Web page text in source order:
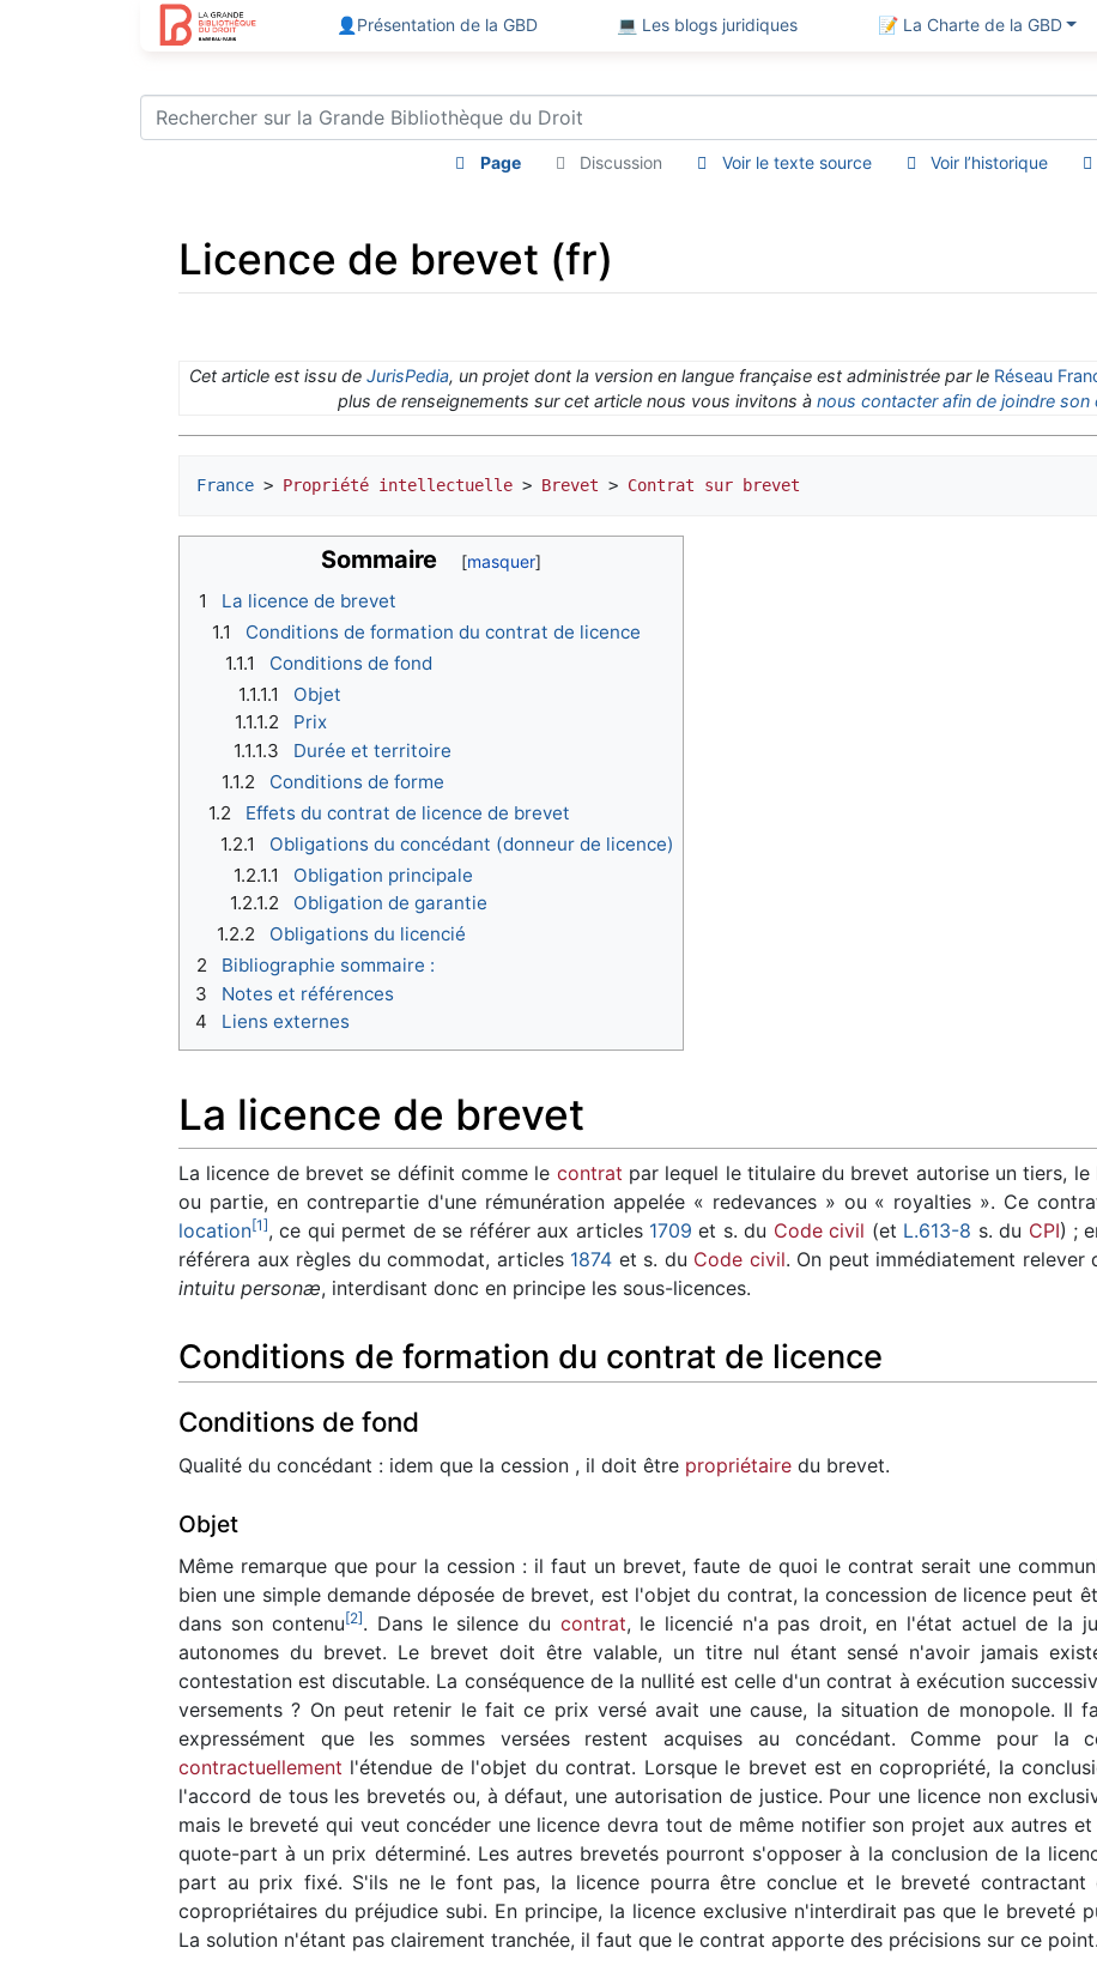
👤Présentation de la GBD 💻 Les blogs juridiques 📝 La Charte de la GBD
Page Discussion Voir le texte source Voir l’historique
Licence de brevet (fr)
Cet article est issu de JurisPedia, un projet dont la version en langue française est administrée par le Réseau
plus de renseignements sur cet article nous vous invitons à nous contacter afin de joindre son
France > Propriété intellectuelle > Brevet > Contrat sur brevet
Sommaire
1
La licence de brevet
1.1
Conditions de formation du contrat de licence
1.1.1
Conditions de fond
1.1.1.1
Objet
1.1.1.2
Prix
1.1.1.3
Durée et territoire
1.1.2
Conditions de forme
1.2
Effets du contrat de licence de brevet
1.2.1
Obligations du concédant (donneur de licence)
1.2.1.1
Obligation principale
1.2.1.2
Obligation de garantie
1.2.2
Obligations du licencié
2
Bibliographie sommaire :
3
Notes et références
4
Liens externes
La licence de brevet
La licence de brevet se définit comme le contrat par lequel le titulaire du brevet autorise un tiers,
ou partie, en contrepartie d'une rémunération appelée « redevances » ou « royalties ». Ce
location[1], ce qui permet de se référer aux articles 1709 et s. du Code civil (et L.613-8 s. du CPI) ;
référera aux règles du commodat, articles 1874 et s. du Code civil. On peut immédiatement
intuitu personæ, interdisant donc en principe les sous-licences.
Conditions de formation du contrat de licence
Conditions de fond
Qualité du concédant : idem que la cession , il doit être propriétaire du brevet.
Objet
Même remarque que pour la cession : il faut un brevet, faute de quoi le contrat serait une
bien une simple demande déposée de brevet, est l'objet du contrat, la concession de licence peut
dans son contenu[2]. Dans le silence du contrat, le licencié n'a pas droit, en l'état actuel de la
autonomes du brevet. Le brevet doit être valable, un titre nul étant sensé n'avoir jamais
contestation est discutable. La conséquence de la nullité est celle d'un contrat à exécution
versements ? On peut retenir le fait ce prix versé avait une cause, la situation de monopole. Il
expressément que les sommes versées restent acquises au concédant. Comme pour la
contractuellement l'étendue de l'objet du contrat. Lorsque le brevet est en copropriété, la
l'accord de tous les brevetés ou, à défaut, une autorisation de justice. Pour une licence non
mais le breveté qui veut concéder une licence devra tout de même notifier son projet aux autres
quote-part à un prix déterminé. Les autres brevetés pourront s'opposer à la conclusion de la
part au prix fixé. S'ils ne le font pas, la licence pourra être conclue et le breveté contractant
copropriétaires du préjudice subi. En principe, la licence exclusive n'interdirait pas que le breveté
La solution n'étant pas clairement tranchée, il faut que le contrat apporte des précisions sur ce point.